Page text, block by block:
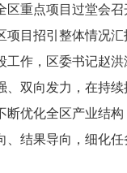
区重点项目过堂会
项目招引整体情况
工作，区委书记赵
、双向发力，在持
断优化全区产业结构
、结果导向，细化